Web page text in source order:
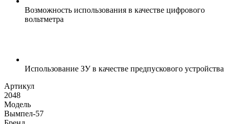
Возможность использования в качестве цифрового
вольтметра
Использование ЗУ в качестве предпускового устройства
Артикул
2048
Модель
Вымпел-57